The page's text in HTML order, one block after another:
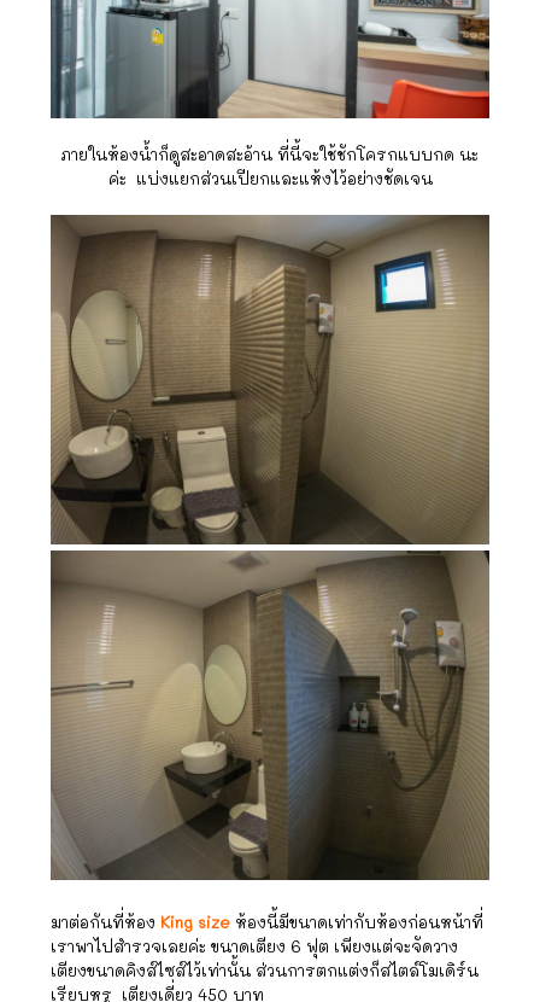
ภายในห้องน้ำก็ดูสะอาดสะอ้าน ที่นี้จะใช้ชักโครกแบบกด นะ
ค่ะ แบ่งแยกส่วนเปียกและแห้งไว้อย่างชัดเจน
มาต่อกันที่ห้อง King size ห้องนี้มีขนาดเท่ากับห้องก่อนหน้าที่
เราพาไปสำรวจเลยค่ะ ขนาดเตียง 6 ฟุต เพียงแต่จะจัดวาง
เตียงขนาดคิงส์ไซส์ไว้เท่านั้น ส่วนการตกแต่งก็สไตล์โมเดิร์น
เรียบหรู เตียงเดี่ยว 450 บาท